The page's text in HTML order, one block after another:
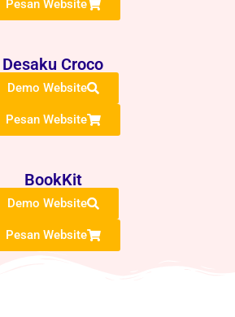
Pesan Website
Desaku Croco
Demo Website
Pesan Website
BookKit
Demo Website
Pesan Website